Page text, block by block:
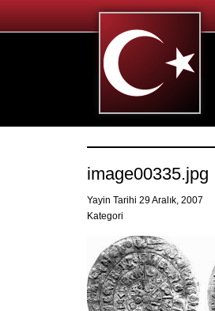
image00335.jpg
Yayin Tarihi 29 Aralık, 2007
Kategori